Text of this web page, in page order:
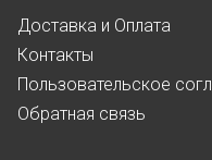
Доставка и Оплата
Контакты
Пользовательское
Обратная связь